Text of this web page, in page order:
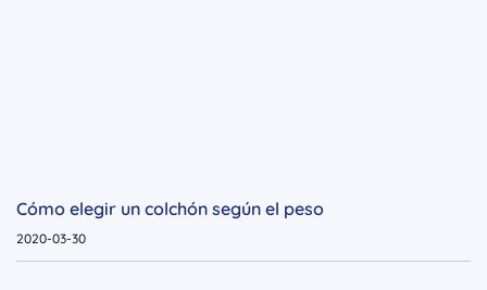
Cómo elegir un colchón según el peso
2020-03-30